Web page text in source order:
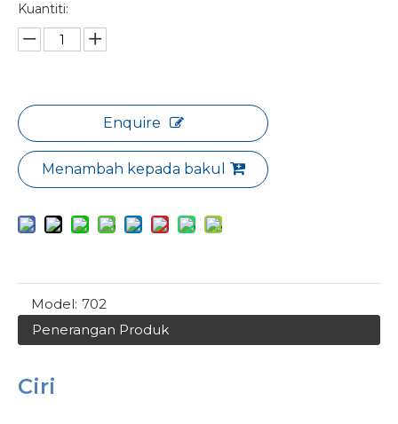
Kuantiti:
Enquire
Menambah kepada bakul
Model: 702
Penerangan Produk
Ciri